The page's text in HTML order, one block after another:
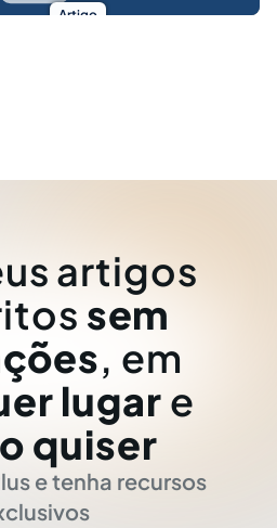
Artigo
artigos
sem
, em
lugar e
quiser
e tenha recursos